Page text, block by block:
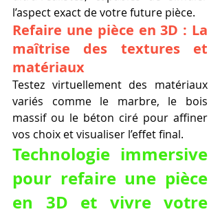
l’aspect exact de votre future pièce.
Refaire une pièce en 3D : La
maîtrise des textures et
matériaux
Testez virtuellement des matériaux
variés comme le marbre, le bois
massif ou le béton ciré pour affiner
vos choix et visualiser l’effet final.
Technologie immersive
pour refaire une pièce
en 3D et vivre votre